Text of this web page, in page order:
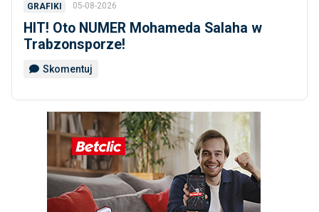
GRAFIKI 05-08-2026
HIT! Oto NUMER Mohameda Salaha w
Trabzonsporze!
Skomentuj